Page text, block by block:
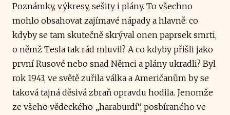
Poznámky, výkresy, sešity i plány. To všechno
mohlo obsahovat zajímavé nápady a hlavně: co
kdyby se tam skutečně skrýval onen paprsek smrti,
o němž Tesla tak rád mluvil? A co kdyby přišli jako
první Rusové nebo snad Němci a plány ukradli? Byl
rok 1943, ve světě zuřila válka a Američanům by se
taková tajná děsivá zbraň opravdu hodila. Jenomže
ze všeho vědeckého „haraburdí“, posbíraného ve